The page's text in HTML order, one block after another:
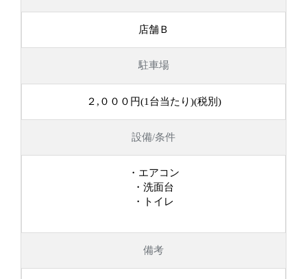
店舗Ｂ
駐車場
２,０００円(1台当たり)(税別)
設備/条件
・エアコン
・洗面台
・トイレ
備考